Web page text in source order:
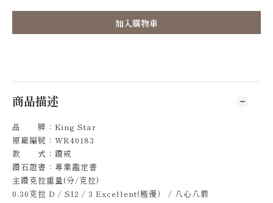
加入購物車
商品描述
品 牌：King Star
原廠編號：WR40183
款 式：鑽戒
鑽石證書：專業鑑定書
主鑽克拉重量(分/克拉)
0.30克拉 D / SI2 / 3 Excellent(極優） / 八心八箭